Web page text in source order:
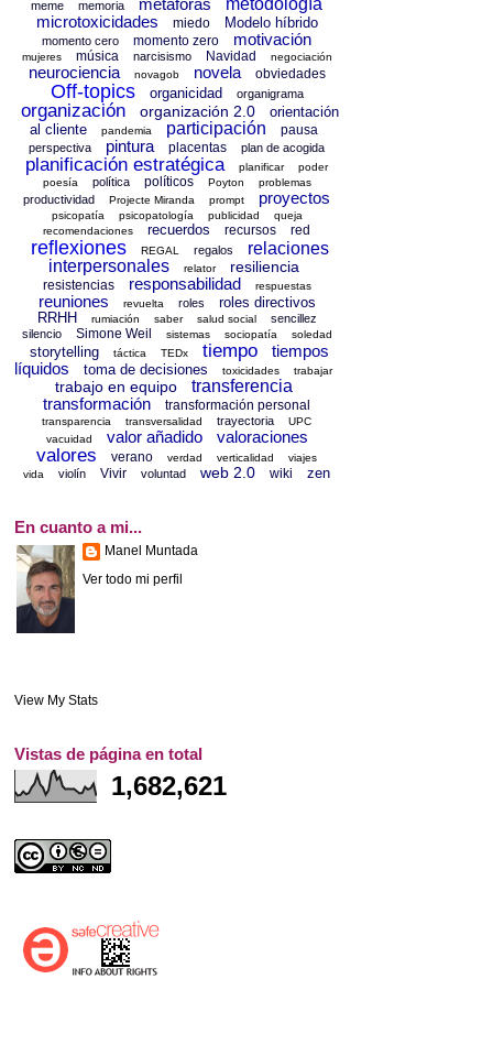
meme memoria
microtoxicidades
miedo Modelo híbrido
momento cero momento zero motivación
mujeres música narcisismo Navidad negociación
neurociencia novagob novela obviedades
Off-topics organicidad organigrama
organización organización 2.0
orientación
al cliente
pandemia participación pausa
perspectiva pintura placentas plan de acogida
planificación estratégica planificar
poder
poesía
política políticos Poyton problemas
productividad Projecte Miranda prompt proyectos
psicopatía psicopatología publicidad
queja
recomendaciones
recuerdos recursos red
reflexiones REGAL regalos
relaciones
interpersonales
relator resiliencia
resistencias responsabilidad respuestas
reuniones revuelta roles
roles directivos
RRHH
rumiación saber salud social
sencillez
silencio
Simone Weil sistemas sociopatía soledad
storytelling táctica TEDx tiempo
tiempos
líquidos
toma de decisiones toxicidades trabajar
trabajo en equipo
transferencia
transformación
transformación personal
transparencia transversalidad trayectoria
UPC
vacuidad
valor añadido valoraciones
valores verano verdad verticalidad
viajes
vida
violín Vivir voluntad web 2.0 wiki zen
En cuanto a mi...
Manel Muntada
Ver todo mi perfil
View My Stats
Vistas de página en total
1,682,621